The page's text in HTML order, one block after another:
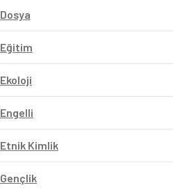
Dosya
Eğitim
Ekoloji
Engelli
Etnik Kimlik
Gençlik